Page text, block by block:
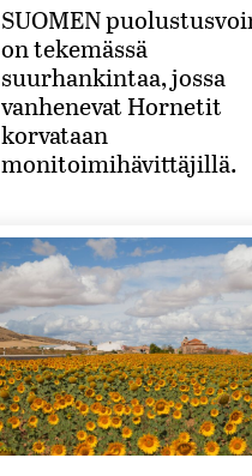
SUOMEN
on tekemässä
suurhankintaa, jossa
vanhenevat Hornetit
korvataan
monitoimihävittäjillä.